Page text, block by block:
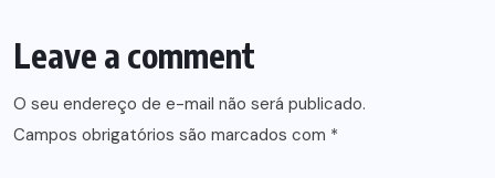
Leave a comment
O seu endereço de e-mail não será publicado.
Campos obrigatórios são marcados com *